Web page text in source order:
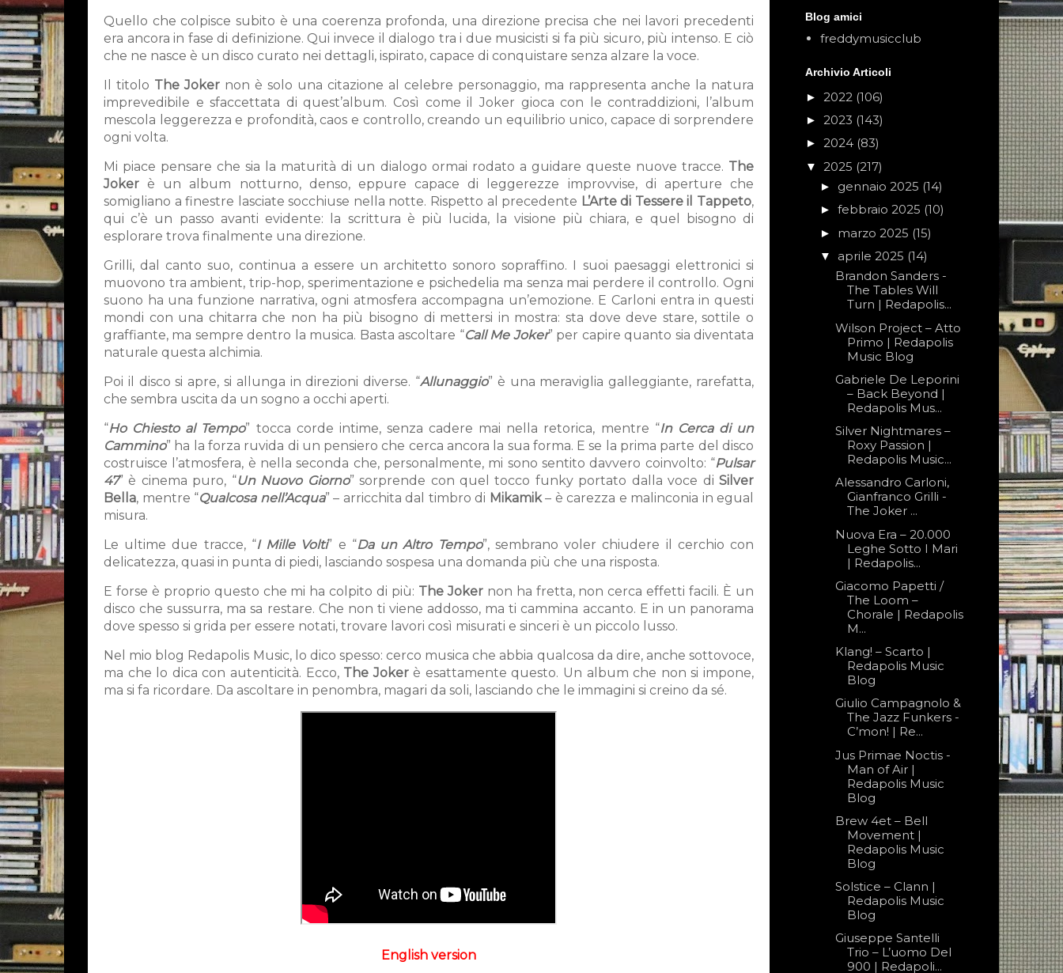
Quello che colpisce subito è una coerenza profonda, una direzione precisa che nei lavori precedenti
era ancora in fase di definizione. Qui invece il dialogo tra i due musicisti si fa più sicuro, più intenso. E ciò
che ne nasce è un disco curato nei dettagli, ispirato, capace di conquistare senza alzare la voce.
Il titolo The Joker non è solo una citazione al celebre personaggio, ma rappresenta anche la natura
imprevedibile e sfaccettata di quest’album. Così come il Joker gioca con le contraddizioni, l’album
mescola leggerezza e profondità, caos e controllo, creando un equilibrio unico, capace di sorprendere
ogni volta.
Mi piace pensare che sia la maturità di un dialogo ormai rodato a guidare queste nuove tracce. The
Joker è un album notturno, denso, eppure capace di leggerezze improvvise, di aperture che
somigliano a finestre lasciate socchiuse nella notte. Rispetto al precedente L’Arte di Tessere il Tappeto,
qui c’è un passo avanti evidente: la scrittura è più lucida, la visione più chiara, e quel bisogno di
esplorare trova finalmente una direzione.
Grilli, dal canto suo, continua a essere un architetto sonoro sopraffino. I suoi paesaggi elettronici si
muovono tra ambient, trip-hop, sperimentazione e psichedelia ma senza mai perdere il controllo. Ogni
suono ha una funzione narrativa, ogni atmosfera accompagna un’emozione. E Carloni entra in questi
mondi con una chitarra che non ha più bisogno di mettersi in mostra: sta dove deve stare, sottile o
graffiante, ma sempre dentro la musica. Basta ascoltare “Call Me Joker” per capire quanto sia diventata
naturale questa alchimia.
Poi il disco si apre, si allunga in direzioni diverse. “Allunaggio” è una meraviglia galleggiante, rarefatta,
che sembra uscita da un sogno a occhi aperti.
“Ho Chiesto al Tempo” tocca corde intime, senza cadere mai nella retorica, mentre “In Cerca di un
Cammino” ha la forza ruvida di un pensiero che cerca ancora la sua forma. E se la prima parte del disco
costruisce l’atmosfera, è nella seconda che, personalmente, mi sono sentito davvero coinvolto: “Pulsar
47” è cinema puro, “Un Nuovo Giorno” sorprende con quel tocco funky portato dalla voce di Silver
Bella, mentre “Qualcosa nell’Acqua” – arricchita dal timbro di Mikamik– è carezza e malinconia in egual
misura.
Le ultime due tracce, “I Mille Volti” e “Da un Altro Tempo”, sembrano voler chiudere il cerchio con
delicatezza, quasi in punta di piedi, lasciando sospesa una domanda più che una risposta.
E forse è proprio questo che mi ha colpito di più: The Jokernon ha fretta, non cerca effetti facili. È un
disco che sussurra, ma sa restare. Che non ti viene addosso, ma ti cammina accanto. E in un panorama
dove spesso si grida per essere notati, trovare lavori così misurati e sinceri è un piccolo lusso.
Nel mio blog Redapolis Music, lo dico spesso: cerco musica che abbia qualcosa da dire, anche sottovoce,
ma che lo dica con autenticità. Ecco, The Jokerè esattamente questo. Un album che non si impone,
ma si fa ricordare. Da ascoltare in penombra, magari da soli, lasciando che le immagini si creino da sé.
English version
Blog amici
freddymusicclub
Archivio Articoli
► 2022 (106)
► 2023 (143)
► 2024 (83)
▼ 2025 (217)
► gennaio 2025 (14)
► febbraio 2025 (10)
► marzo 2025 (15)
▼ aprile 2025 (14)
Brandon Sanders -
The Tables Will
Turn | Redapolis...
Wilson Project – Atto
Primo | Redapolis
Music Blog
Gabriele De Leporini
– Back Beyond |
Redapolis Mus...
Silver Nightmares –
Roxy Passion |
Redapolis Music...
Alessandro Carloni,
Gianfranco Grilli -
The Joker ...
Nuova Era – 20.000
Leghe Sotto I Mari
| Redapolis...
Giacomo Papetti /
The Loom –
Chorale | Redapolis
M...
Klang! – Scarto |
Redapolis Music
Blog
Giulio Campagnolo &
The Jazz Funkers -
C’mon! | Re...
Jus Primae Noctis -
Man of Air |
Redapolis Music
Blog
Brew 4et – Bell
Movement |
Redapolis Music
Blog
Solstice – Clann |
Redapolis Music
Blog
Giuseppe Santelli
Trio – L’uomo Del
900 | Redapoli...